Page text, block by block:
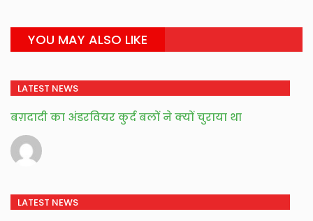
YOU MAY ALSO LIKE
LATEST NEWS
बग़दादी का अंडरवियर कुर्द बलों ने क्यों चुराया था
LATEST NEWS